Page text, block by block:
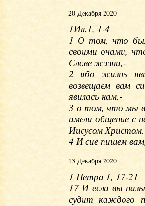
20 Декабря 2020
1Ин.1, 1-4
1 О том, что
своими очами,
Слове жизни,-
2 ибо жизнь
возвещаем вам
явилась нам,-
3 о том, что мы
имели общение с
Иисусом Христом.
4 И сие пишем
13 Декабря 2020
1 Петра 1, 17-21
17 И если вы
судит каждого